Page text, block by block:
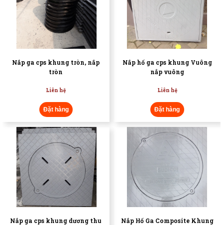
Nắp ga cps khung tròn, nắp
tròn
Liên hệ
Đặt hàng
Nắp hố ga cps khung Vuông
nắp vuông
Liên hệ
Đặt hàng
Nắp ga cps khung dương thu
Nắp Hố Ga Composite Khung